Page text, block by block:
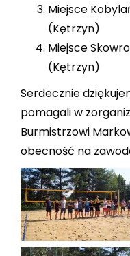
Miejsce
(Kętrzyn)
Miejsce
(Kętrzyn)
Serdecznie
pomagali w
Burmistrzowi
obecność na